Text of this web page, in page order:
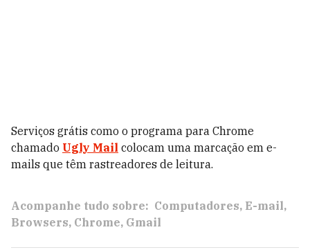
Serviços grátis como o programa para Chrome
chamado Ugly Mail colocam uma marcação em e-
mails que têm rastreadores de leitura.
Acompanhe tudo sobre: Computadores E-mail
Browsers Chrome Gmail